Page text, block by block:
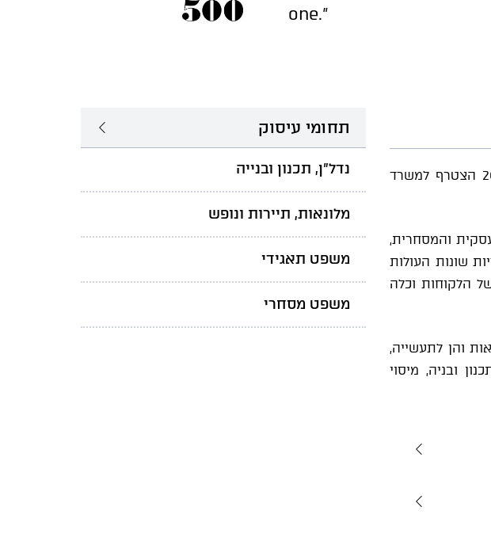
one.”
יונתן החל את דרכו במשרד גורניצקי כטרום-מתמחה וכמתמחה מן המניין ובשנת 2024 הצטרף למשרד
והמסחרית,
שונות העולות
הלקוחות וכלה
והן לתעשייה,
ובניה, מיסוי
תחומי עיסוק
נדל"ן, תכנון ובנייה
מלונאות, תיירות ונופש
משפט תאגידי
משפט מסחרי